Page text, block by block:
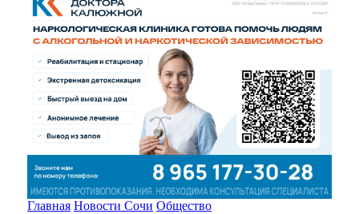
Главная Новости Сочи Общество